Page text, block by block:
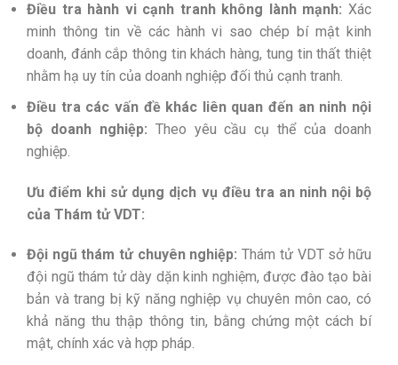
Điều tra hành vi cạnh tranh không lành mạnh: Xác
minh thông tin về các hành vi sao chép bí mật kinh
doanh, đánh cắp thông tin khách hàng, tung tin thất thiệt
nhằm hạ uy tín của doanh nghiệp đối thủ cạnh tranh.
Điều tra các vấn đề khác liên quan đến an ninh nội
bộ doanh nghiệp: Theo yêu cầu cụ thể của doanh
nghiệp.
Ưu điểm khi sử dụng dịch vụ điều tra an ninh nội bộ
của Thám tử VDT:
Đội ngũ thám tử chuyên nghiệp: Thám tử VDT sở hữu
đội ngũ thám tử dày dặn kinh nghiệm, được đào tạo bài
bản và trang bị kỹ năng nghiệp vụ chuyên môn cao, có
khả năng thu thập thông tin, bằng chứng một cách bí
mật, chính xác và hợp pháp.